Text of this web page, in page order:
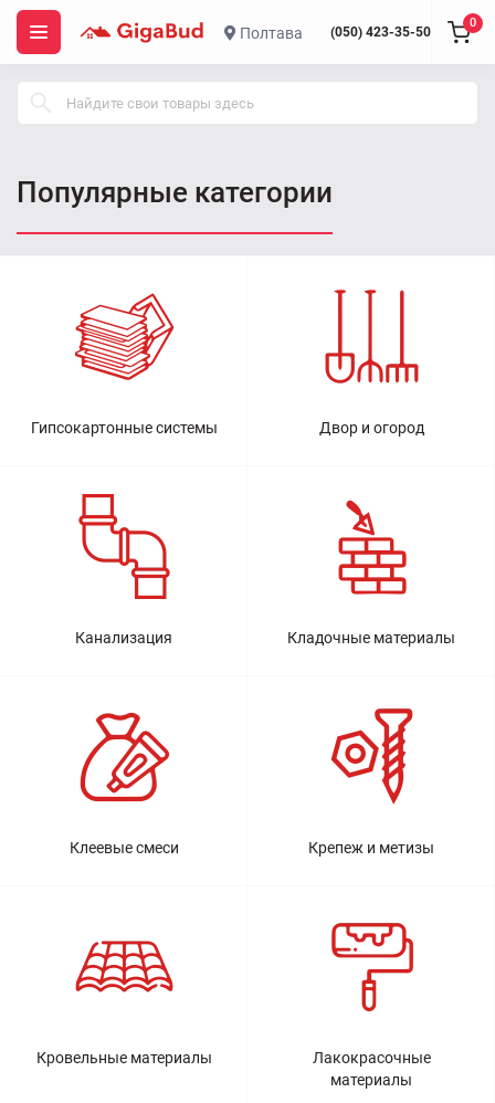
Полтава (050) 423-35-50
0
Популярные категории
Гипсокартонные системы Двор и огород
Канализация Кладочные материалы
Клеевые смеси Крепеж и метизы
Кровельные материалы
Лакокрасочные
материалы